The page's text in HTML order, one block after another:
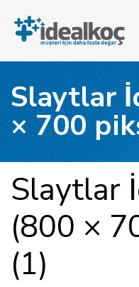
atla
gezinme
bölümüne
geç
atlaSlaytlar
× 700
Slaytlar
(800 ×
(1)